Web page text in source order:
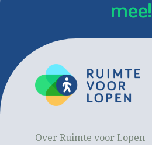
mee!
Over Ruimte voor Lopen